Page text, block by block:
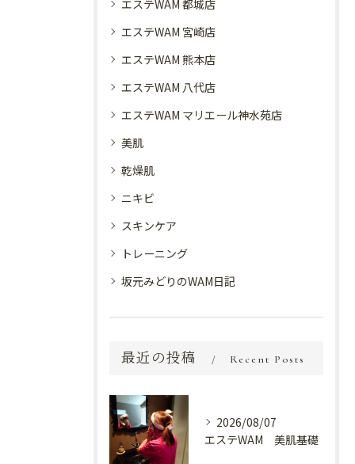
エステWAM 都城店
エステWAM 宮崎店
エステWAM 熊本店
エステWAM 八代店
エステWAM マリエール神水苑店
美肌
乾燥肌
ニキビ
スキンケア
トレーニング
坂元みどりのWAM日記
最近の投稿 Recent Posts
2026/08/07
エステWAM 美肌基礎